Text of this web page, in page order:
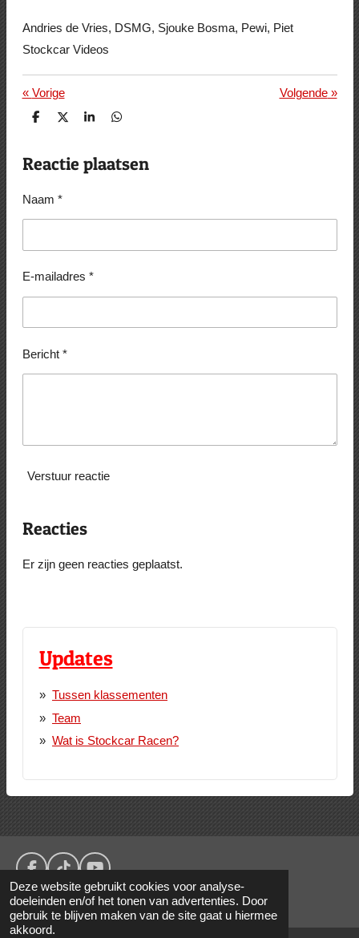
Deze website gebruikt cookies voor analyse-
doeleinden en/of het tonen van advertenties. Door
gebruik te blijven maken van de site gaat u hiermee
akkoord.
Andries de Vries, DSMG, Sjouke Bosma, Pewi, Piet
Stockcar Videos
« Vorige Volgende»
D
e
n
D
l
S
r
e
D
e
n
Reactie plaatsen
Naam *
E-mailadres *
Bericht *
Verstuur reactie
Reacties
Er zijn geen reacties geplaatst.
Updates
Tussen klassementen
Team
Wat is Stockcar Racen?
F
a
c
e
b
T
i
k
T
Y
o
u
T
© 2016 - 2026 Gebr. Klok Racing